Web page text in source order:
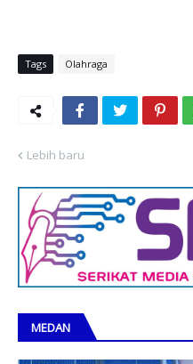
Tags Olahraga
Lebih baru
MEDAN